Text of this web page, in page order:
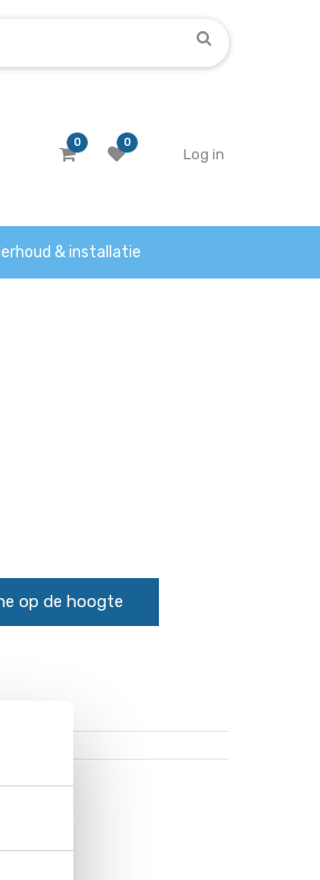
0 0
Log in
& installatie
op de hoogte